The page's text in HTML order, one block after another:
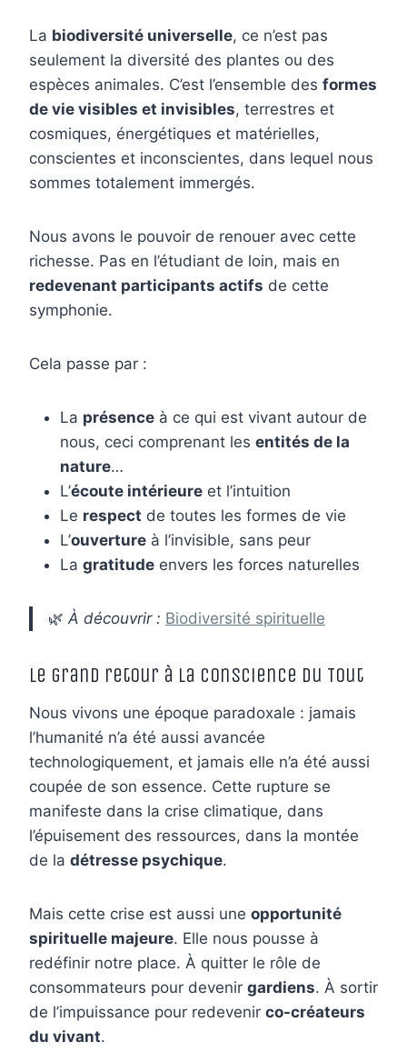
La biodiversité universelle, ce n’est pas
seulement la diversité des plantes ou des
espèces animales. C’est l’ensemble des formes
de vie visibles et invisibles, terrestres et
cosmiques, énergétiques et matérielles,
conscientes et inconscientes, dans lequel nous
sommes totalement immergés.
Nous avons le pouvoir de renouer avec cette
richesse. Pas en l’étudiant de loin, mais en
redevenant participants actifs de cette
symphonie.
Cela passe par :
La présence à ce qui est vivant autour de
nous, ceci comprenant les entités de la
nature…
L’écoute intérieure et l’intuition
Le respect de toutes les formes de vie
L’ouverture à l’invisible, sans peur
La gratitude envers les forces naturelles
🌿 À découvrir : Biodiversité spirituelle
Le grand retour à la conscience du Tout
Nous vivons une époque paradoxale : jamais
l’humanité n’a été aussi avancée
technologiquement, et jamais elle n’a été aussi
coupée de son essence. Cette rupture se
manifeste dans la crise climatique, dans
l’épuisement des ressources, dans la montée
de la détresse psychique.
Mais cette crise est aussi une opportunité
spirituelle majeure. Elle nous pousse à
redéfinir notre place. À quitter le rôle de
consommateurs pour devenir gardiens. À sortir
de l’impuissance pour redevenir co-créateurs
du vivant.